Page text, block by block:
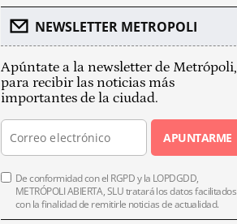
NEWSLETTER METROPOLI
Apúntate a la newsletter de Metrópoli,
para recibir las noticias más
importantes de la ciudad.
APUNTARME
De conformidad con el RGPD y la LOPDGDD,
METRÓPOLI ABIERTA, SLU tratará los datos facilitados
con la finalidad de remitirle noticias de actualidad.